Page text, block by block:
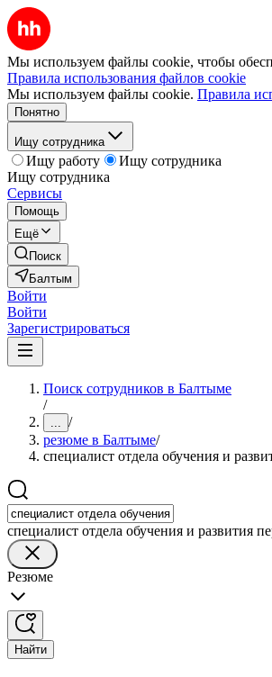
Мы используем файлы cookie, чтобы
Правила использования файлов cookie
Мы используем файлы cookie. Правила
Понятно
Ищу сотрудника
Ищу работу
Ищу сотрудника
Ищу сотрудника
Сервисы
Помощь
Ещё
Поиск
Балтым
Войти
Войти
Зарегистрироваться
Поиск сотрудников в Балтыме
/
... /
резюме в Балтыме/
специалист отдела обучения и
специалист отдела обучения и развития
Резюме
Найти